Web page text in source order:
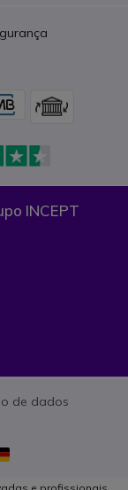
INCEPT
de dados